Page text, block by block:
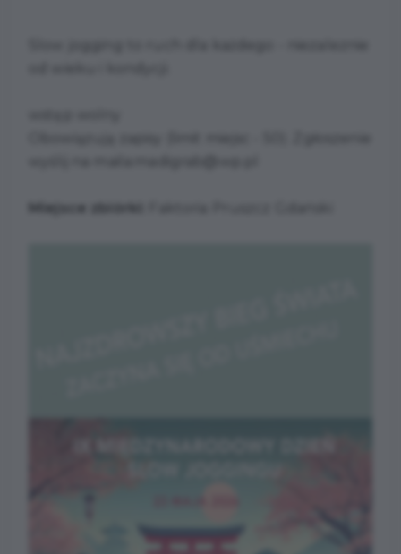
Miejsce zbiórki: